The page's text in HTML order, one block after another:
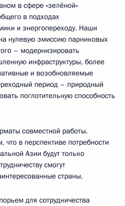
в сфере «зелёной»
в подходах
и энергопереходу. Наши
нулевую эмиссию парниковых
– модернизировать
инфраструктуры, более
и возобновляемые
период – природный
поглотительную способность
совместной работы.
в перспективе потребности
Азии будут только
смогут
страны.
для сотрудничества